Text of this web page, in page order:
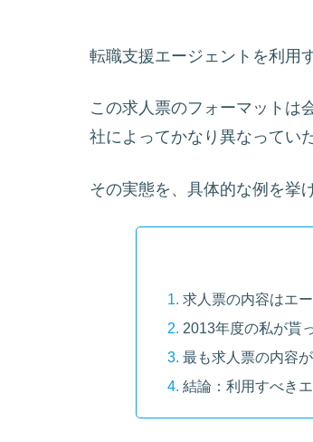
転職支援エージェントを利用
この求人票のフォーマットは
社によってかなり異なってい
その実態を、具体的な例を挙
求人票の内容はエ
2013年度の私が貰
最も求人票の内容
結論：利用すべき